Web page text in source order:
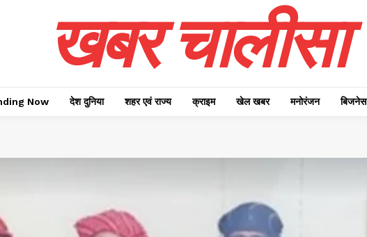
खबर चालीसा
Now देश दुनिया शहर एवं राज्य क्राइम खेल खबर मनोरंजन बिजनेस